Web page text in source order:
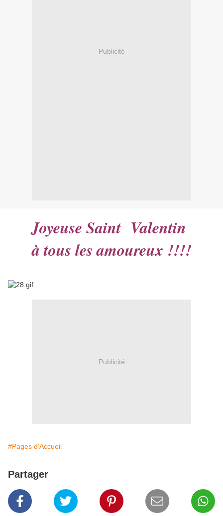
Publicité
Joyeuse Saint Valentin
à tous les amoureux !!!!
Publicité
#Pages d'Accueil
Partager